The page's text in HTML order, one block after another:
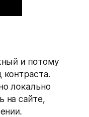
и потому
локально
на сайте,